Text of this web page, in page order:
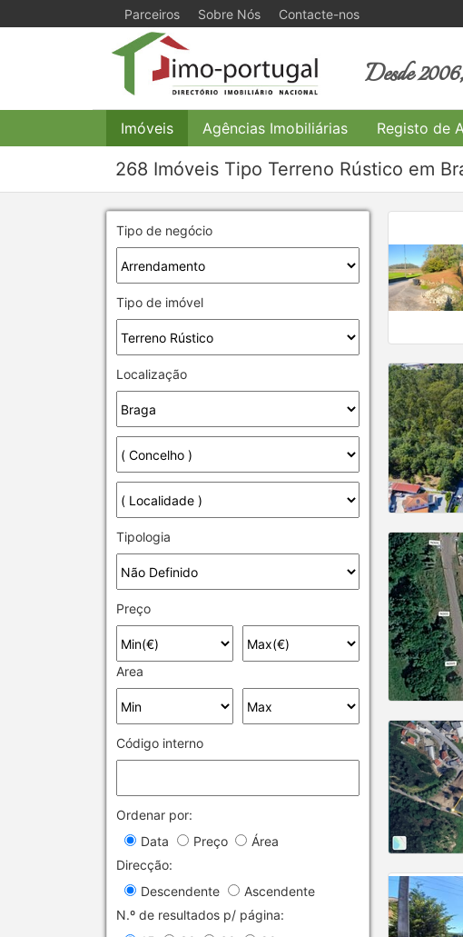
Parceiros Sobre Nós Contacte-nos
Desde
Imóveis Agências Imobiliárias Registo de
268 Imóveis Tipo Terreno Rústico em
Tipo de negócio
Tipo de imóvel
Localização
Tipologia
Preço
Area
Código interno
Ordenar por:
Data
Preço
Área
Direcção:
Descendente
Ascendente
N.º de resultados p/ página: